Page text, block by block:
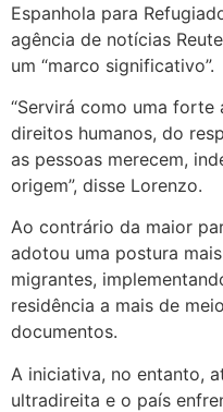
Espanhola para
agência de notícias
um “marco significativo”.
“Servirá como uma
direitos humanos, do
as pessoas merecem,
origem”, disse Lorenzo.
Ao contrário da maior
adotou uma postura
migrantes,
residência a mais de
documentos.
A iniciativa, no entanto,
ultradireita e o país